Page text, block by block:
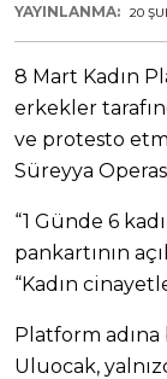
YAYINLANMA: 20
8 Mart Kadın
erkekler
ve protesto
Süreyya
“1 Günde 6
pankartının
“Kadın
Platform
Uluocak,